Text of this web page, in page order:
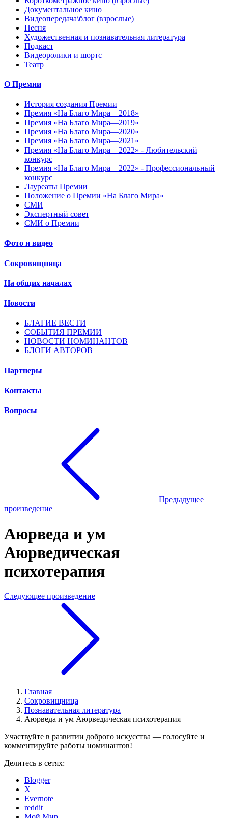
Документальное кино
Видеопередача\блог (взрослые)
Песня
Художественная и познавательная литература
Подкаст
Видеоролики и шортс
Театр
О Премии
История создания Премии
Премия «На Благо Мира—2018»
Премия «На Благо Мира—2019»
Премия «На Благо Мира—2020»
Премия «На Благо Мира—2021»
Премия «На Благо Мира—2022» - Любительский
конкурс
Премия «На Благо Мира—2022» - Профессиональный
конкурс
Лауреаты Премии
Положение о Премии «На Благо Мира»
СМИ
Экспертный совет
СМИ о Премии
Фото и видео
Сокровищница
На общих началах
Новости
БЛАГИЕ ВЕСТИ
СОБЫТИЯ ПРЕМИИ
НОВОСТИ НОМИНАНТОВ
БЛОГИ АВТОРОВ
Партнеры
Контакты
Вопросы
Предыдущее
произведение
Аюрведа и ум
Аюрведическая
психотерапия
Следующее произведение
Главная
Сокровищница
Познавательная литература
Аюрведа и ум Аюрведическая психотерапия
Участвуйте в развитии доброго искусства — голосуйте и
комментируйте работы номинантов!
Делитесь в сетях:
Blogger
X
Evernote
reddit